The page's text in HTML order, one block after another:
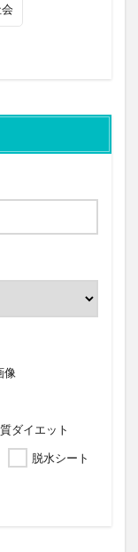
像
ダイエット
脱水シート